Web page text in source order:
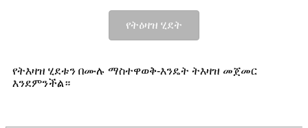
የትዕዛዝ ሂደት
የትእዛዝ ሂደቱን በሙሉ ማስተዋወቅ-እንዴት ትእዛዝ መጀመር
እንደምንችል።